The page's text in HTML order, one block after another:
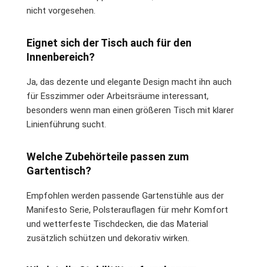
nicht vorgesehen.
Eignet sich der Tisch auch für den
Innenbereich?
Ja, das dezente und elegante Design macht ihn auch
für Esszimmer oder Arbeitsräume interessant,
besonders wenn man einen größeren Tisch mit klarer
Linienführung sucht.
Welche Zubehörteile passen zum
Gartentisch?
Empfohlen werden passende Gartenstühle aus der
Manifesto Serie, Polsterauflagen für mehr Komfort
und wetterfeste Tischdecken, die das Material
zusätzlich schützen und dekorativ wirken.